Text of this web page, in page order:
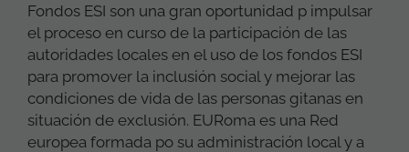
Fondos ESI son una gran oportunidad p impulsar
el proceso en curso de la participación de las
autoridades locales en el uso de los fondos ESI
para promover la inclusión social y mejorar las
condiciones de vida de las personas gitanas en
situación de exclusión. EURoma es una Red
europea formada po su administración local y a